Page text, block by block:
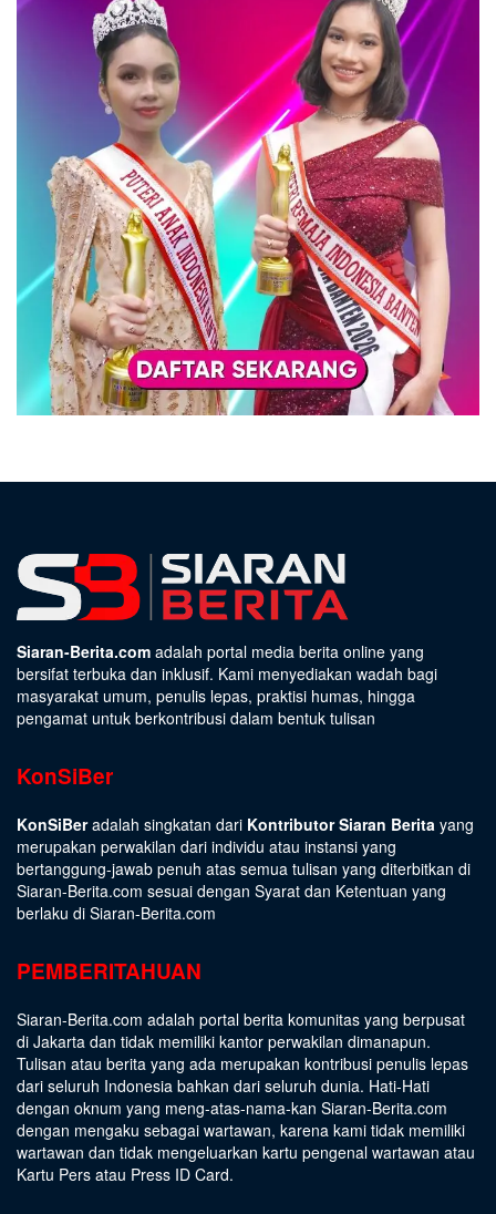
Siaran-Berita.com adalah portal media berita online yang
bersifat terbuka dan inklusif. Kami menyediakan wadah bagi
masyarakat umum, penulis lepas, praktisi humas, hingga
pengamat untuk berkontribusi dalam bentuk tulisan
KonSiBer
KonSiBeradalah singkatan dari Kontributor Siaran Berita yang
merupakan perwakilan dari individu atau instansi yang
bertanggung-jawab penuh atas semua tulisan yang diterbitkan di
Siaran-Berita.com sesuai dengan Syarat dan Ketentuan yang
berlaku di Siaran-Berita.com
PEMBERITAHUAN
Siaran-Berita.com adalah portal berita komunitas yang berpusat
di Jakarta dan tidak memiliki kantor perwakilan dimanapun.
Tulisan atau berita yang ada merupakan kontribusi penulis lepas
dari seluruh Indonesia bahkan dari seluruh dunia. Hati-Hati
dengan oknum yang meng-atas-nama-kan Siaran-Berita.com
dengan mengaku sebagai wartawan, karena kami tidak memiliki
wartawan dan tidak mengeluarkan kartu pengenal wartawan atau
Kartu Pers atau Press ID Card.